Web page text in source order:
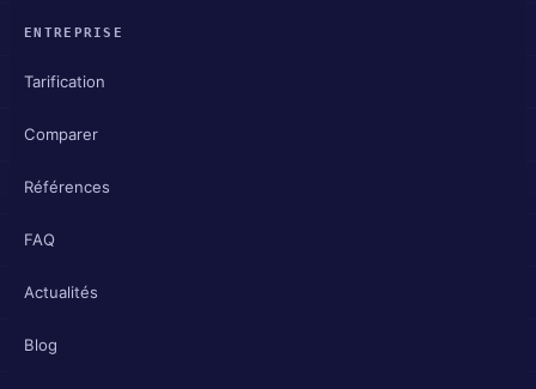
ENTREPRISE
Tarification
Comparer
Références
FAQ
Actualités
Blog